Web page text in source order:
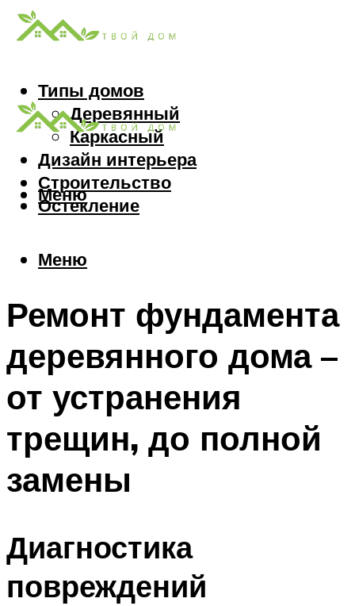
Типы домов
Деревянный
Каркасный
Дизайн интерьера
Строительство
Остекление
Меню
Меню
Ремонт фундамента
деревянного дома –
от устранения
трещин, до полной
замены
Диагностика
повреждений